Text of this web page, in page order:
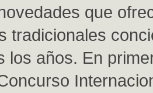
que
tradicionales
los años. En